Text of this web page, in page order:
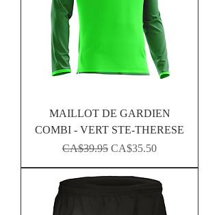
MAILLOT DE GARDIEN
COMBI - VERT STE-THERESE
Regular Price
CA$39.95 Sale Price
CA$35.50